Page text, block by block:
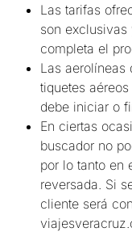
Las tarifas
son
completa el
Las aerolíneas
tiquetes
debe iniciar o
En ciertas
buscador no
por lo tanto en
reversada. Si
cliente será